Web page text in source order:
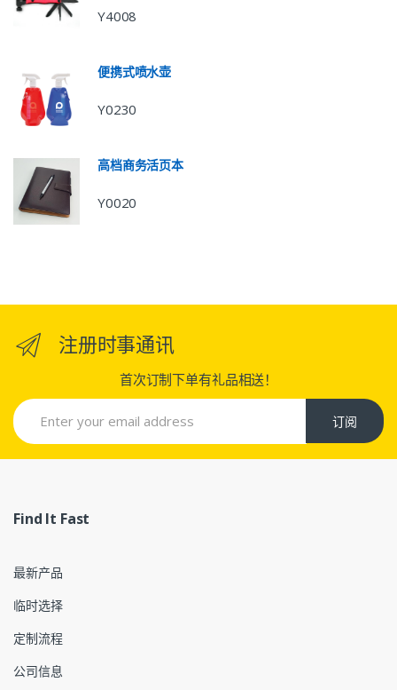
Y4008
便携式喷水壶
Y0230
高档商务活页本
Y0020
注册时事通讯
首次订制下单有礼品相送！
订阅
Find It Fast
最新产品
临时选择
定制流程
公司信息